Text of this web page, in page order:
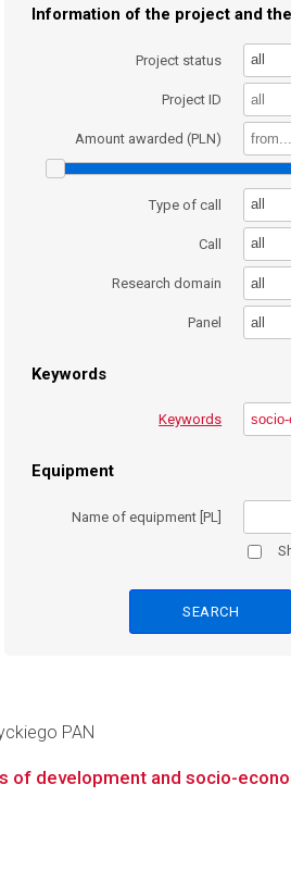
Information of the project and
Project status all
Project ID
Amount awarded (PLN)
Type of call all
Call all
Research domain all
Panel all
Keywords
Keywords
Equipment
Name of equipment [PL]
PAN
of development and socio-